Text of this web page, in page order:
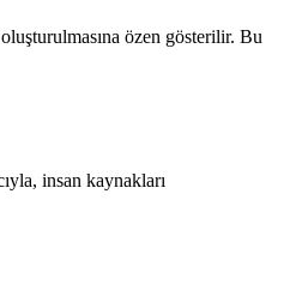
özen gösterilir. Bu
insan kaynakları